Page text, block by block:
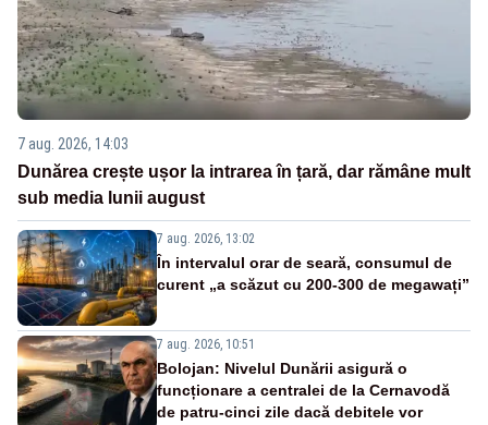
7 aug. 2026, 14:03
Dunărea crește ușor la intrarea în țară, dar rămâne mult
sub media lunii august
7 aug. 2026, 13:02
În intervalul orar de seară, consumul de
curent „a scăzut cu 200-300 de megawați”
7 aug. 2026, 10:51
Bolojan: Nivelul Dunării asigură o
funcționare a centralei de la Cernavodă
de patru-cinci zile dacă debitele vor